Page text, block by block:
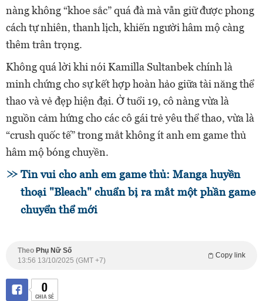
nàng không “khoe sắc” quá đà mà vẫn giữ được phong
cách tự nhiên, thanh lịch, khiến người hâm mộ càng
thêm trân trọng.
Không quá lời khi nói Kamilla Sultanbek chính là
minh chứng cho sự kết hợp hoàn hảo giữa tài năng thể
thao và vẻ đẹp hiện đại. Ở tuổi 19, cô nàng vừa là
nguồn cảm hứng cho các cô gái trẻ yêu thể thao, vừa là
“crush quốc tế” trong mắt không ít anh em game thủ
hâm mộ bóng chuyền.
Tin vui cho anh em game thủ: Manga huyền
thoại "Bleach" chuẩn bị ra mắt một phần game
chuyển thể mới
Theo Phụ Nữ Số
Copy link
13:56 13/10/2025 (GMT +7)
0
CHIA SẺ